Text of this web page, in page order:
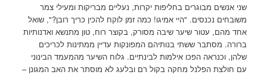
שני אנשים מבוגרים בחליפות יקרות, נעליים מבריקות ומעילי צמר
משובחים נכנסים. "היי אמיגו! כמה זמן לוקח להכין כריך רובן?", שואל
אחד מהם, עטור שיער שיבה מסורק, בקוצר רוח, טון מתנשא ואדנותיות
ברורה. מסתבר ששתי בנותיהם המפונקות עדיין ממתינות לכריכים
שלהן, וכנראה הפכו אילמות לבינתיים. גלוח השיער מהמעמד הבינוני
עם חולצת הפלנל מחקה בקול רם ובלעג לא מוסתר את האב המגונן –